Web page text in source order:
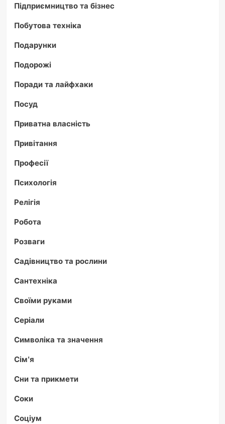
Підприємництво та бізнес
Побутова техніка
Подарунки
Подорожі
Поради та лайфхаки
Посуд
Приватна власність
Привітання
Професії
Психологія
Релігія
Робота
Розваги
Садівництво та рослини
Сантехніка
Своїми руками
Серіали
Символіка та значення
Сім'я
Сни та прикмети
Соки
Соціум